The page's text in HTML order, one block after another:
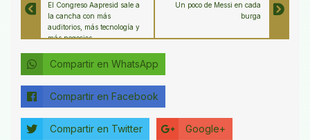
El Congreso Aapresid sale a
la cancha con más
auditorios, más tecnología y
más negocios
Un poco de Messi en cada
burga
Compartir en WhatsApp
Compartir en Facebook
Compartir en Twitter Google+